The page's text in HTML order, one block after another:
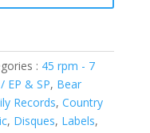
: 45 rpm - 7
EP & SP, Bear
Records,Country
, Disques, Labels,